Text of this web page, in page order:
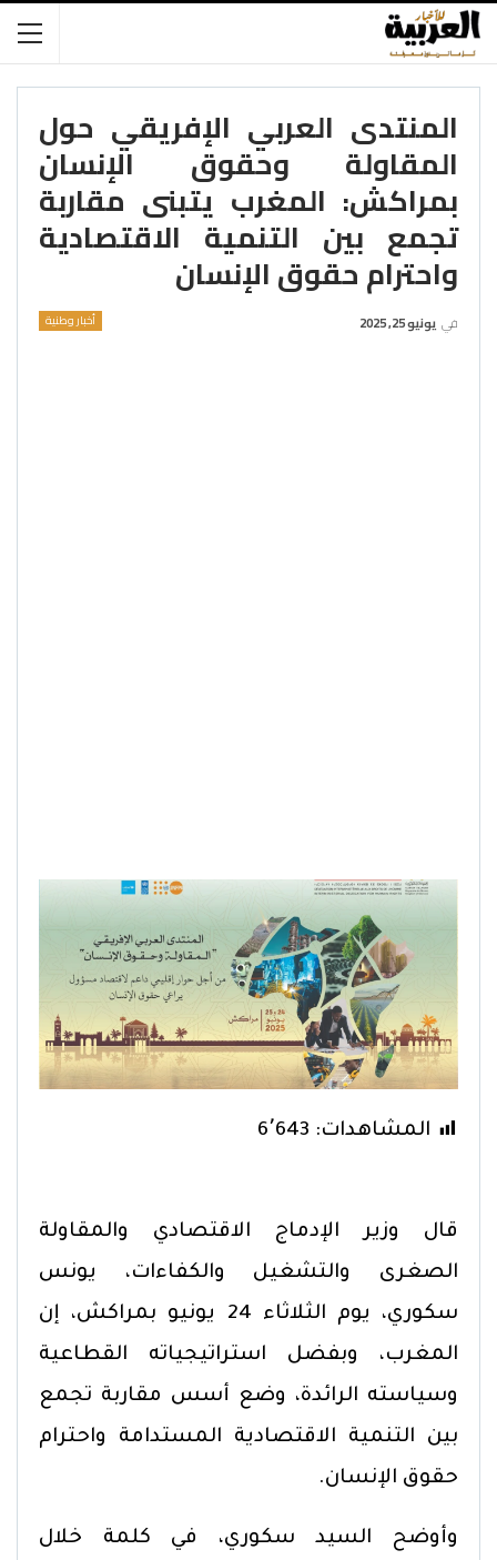
المنتدى العربي الإفريقي حول
المقاولة وحقوق الإنسان
بمراكش: المغرب يتبنى مقاربة
تجمع بين التنمية الاقتصادية
واحترام حقوق الإنسان
أخبار وطنية في يونيو 25, 2025
المشاهدات: 6٬643
قال وزير الإدماج الاقتصادي والمقاولة
الصغرى والتشغيل والكفاءات، يونس
سكوري، يوم الثلاثاء 24 يونيو بمراكش، إن
المغرب، وبفضل استراتيجياته القطاعية
وسياسته الرائدة، وضع أسس مقاربة تجمع
بين التنمية الاقتصادية المستدامة واحترام
حقوق الإنسان.
وأوضح السيد سكوري، في كلمة خلال